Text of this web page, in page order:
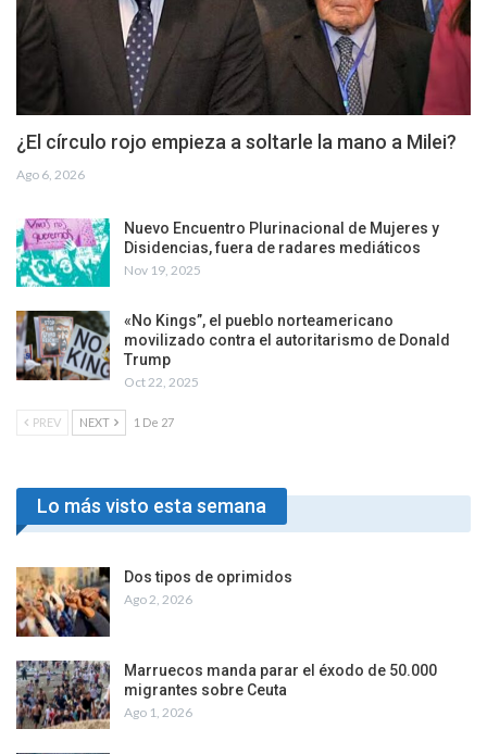
¿El círculo rojo empieza a soltarle la mano a Milei?
Ago 6, 2026
Nuevo Encuentro Plurinacional de Mujeres y
Disidencias, fuera de radares mediáticos
Nov 19, 2025
«No Kings”, el pueblo norteamericano
movilizado contra el autoritarismo de Donald
Trump
Oct 22, 2025
PREV NEXT 1 De 27
Lo más visto esta semana
Dos tipos de oprimidos
Ago 2, 2026
Marruecos manda parar el éxodo de 50.000
migrantes sobre Ceuta
Ago 1, 2026